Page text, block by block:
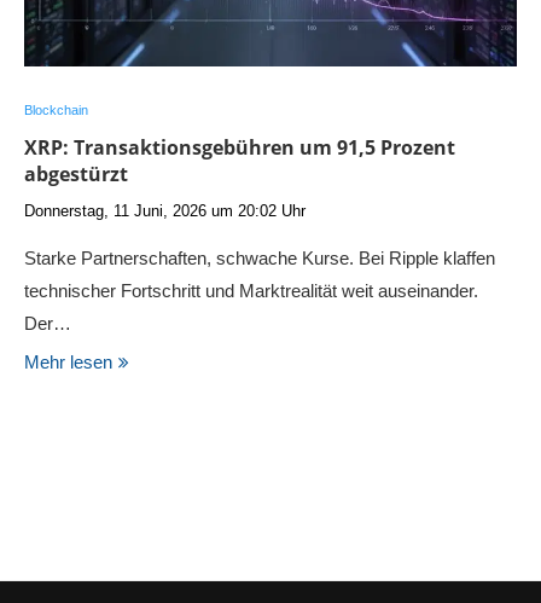
Blockchain
XRP: Transaktionsgebühren um 91,5 Prozent
abgestürzt
Donnerstag, 11 Juni, 2026 um 20:02 Uhr
Starke Partnerschaften, schwache Kurse. Bei Ripple klaffen
technischer Fortschritt und Marktrealität weit auseinander.
Der…
Mehr lesen